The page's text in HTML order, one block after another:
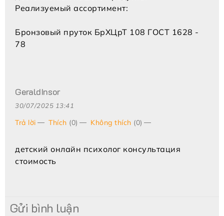
Реализуемый ассортимент:
Бронзовый пруток БрХЦрТ 108 ГОСТ 1628 -
78
GeraldInsor
30/07/2025 13:41
Trả lời Thích (0) Không thích (0)
детский онлайн психолог консультация
стоимость
Gửi bình luận